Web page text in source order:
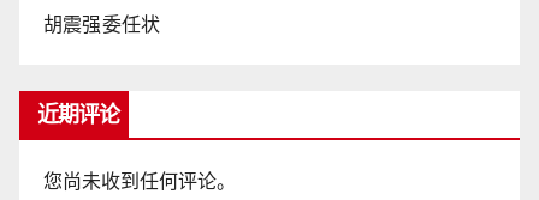
胡震强委任状
近期评论
您尚未收到任何评论。